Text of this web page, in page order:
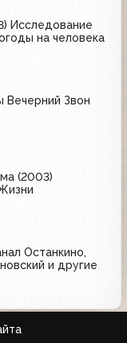
Исследование
на человека
Вечерний Звон
(2003)
Останкино,
и другие